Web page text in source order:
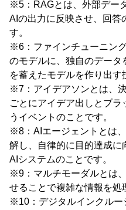
※5：RAGとは、外部デー
AIの出力に反映させ、回答
す。
※6：ファインチューニン
のモデルに、独自のデー
を蓄えたモデルを作り出す
※7：アイデアソンとは、
ごとにアイデア出しとブ
うイベントのことです。
※8：AIエージェントとは
解し、自律的に目的達成に
AIシステムのことです。
※9：マルチモーダルとは
せることで複雑な情報を処
※10：デジタルインクルー